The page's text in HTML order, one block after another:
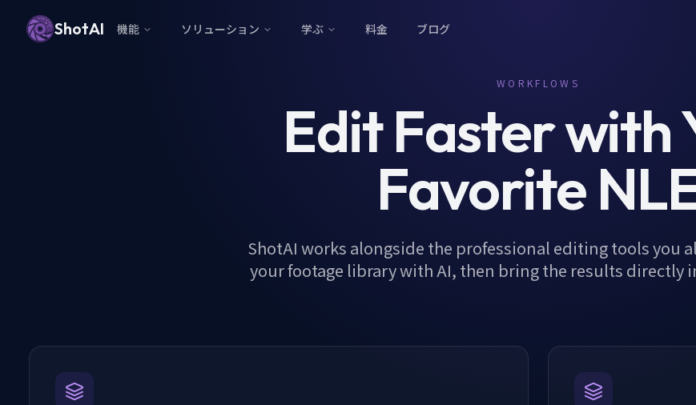
ShotAI 機能 ソリューション 学ぶ 料金 ブログ
WORKFLOWS
Edit Faster with
Favorite
ShotAI works alongside the professional editing tools you
your footage library with AI, then bring the results directly